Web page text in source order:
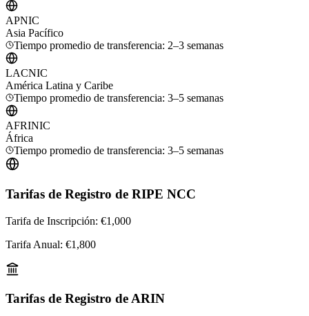
APNIC
Asia Pacífico
Tiempo promedio de transferencia: 2–3 semanas
LACNIC
América Latina y Caribe
Tiempo promedio de transferencia: 3–5 semanas
AFRINIC
África
Tiempo promedio de transferencia: 3–5 semanas
Tarifas de Registro de RIPE NCC
Tarifa de Inscripción: €1,000
Tarifa Anual: €1,800
Tarifas de Registro de ARIN